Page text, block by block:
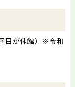
日が休館）※令和